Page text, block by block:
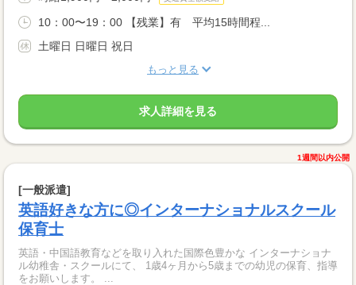
10：00〜19：00 【残業】有 平均15時間程...
土曜日 日曜日 祝日
もっと見る
求人詳細を見る
1週間以内公開
[一般派遣]
英語好きな方に◎インターナショナルスクール
保育士
英語・中国語教育などを取り入れた国際色豊かな インターナショナ
ル幼稚舎・スクールにて、 1歳4ヶ月から5歳までの幼児の保育、指導
をお願いします。 ...